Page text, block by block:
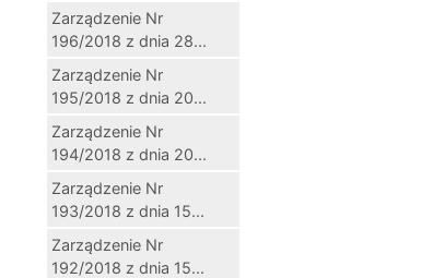
Zarządzenie Nr
196/2018 z dnia 28...
Zarządzenie Nr
195/2018 z dnia 20...
Zarządzenie Nr
194/2018 z dnia 20...
Zarządzenie Nr
193/2018 z dnia 15...
Zarządzenie Nr
192/2018 z dnia 15...